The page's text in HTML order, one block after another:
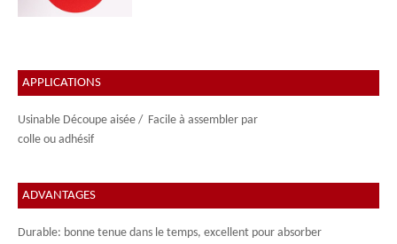
APPLICATIONS
Usinable Découpe aisée / Facile à assembler par
colle ou adhésif
ADVANTAGES
Durable: bonne tenue dans le temps, excellent pour absorber